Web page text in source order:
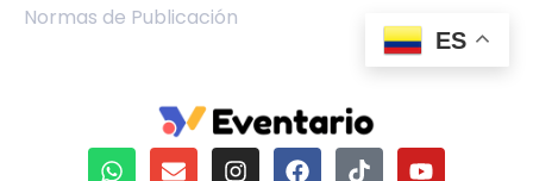
ES
Normas de Publicación